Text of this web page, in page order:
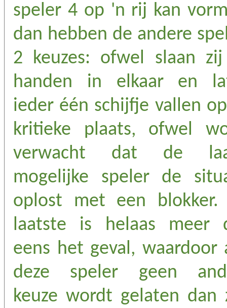
speler 4 op 'n rij kan
dan hebben de andere
2 keuzes: ofwel slaan
handen in elkaar en
ieder één schijfje vallen
kritieke plaats, ofwel
verwacht dat de
mogelijke speler de
oplost met een blokker.
laatste is helaas meer
eens het geval, waardoor
deze speler geen
keuze wordt gelaten dan